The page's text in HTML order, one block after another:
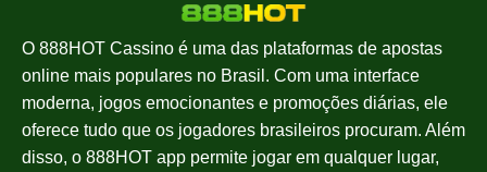
O 888HOT Cassino é uma das plataformas de apostas
online mais populares no Brasil. Com uma interface
moderna, jogos emocionantes e promoções diárias, ele
oferece tudo que os jogadores brasileiros procuram. Além
disso, o 888HOT app permite jogar em qualquer lugar,